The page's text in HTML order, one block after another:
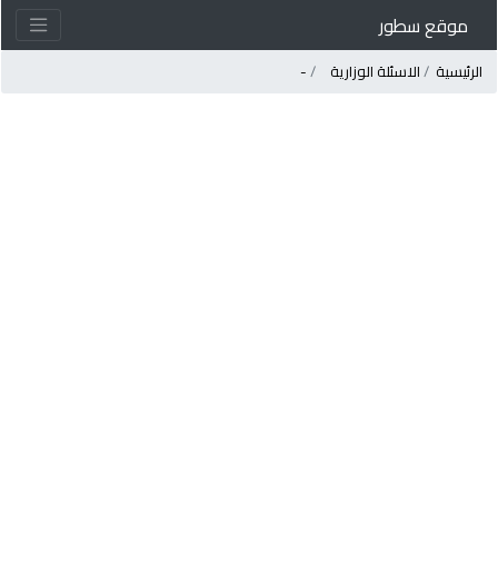
موقع سطور
الرئيسية الاسئلة الوزارية -